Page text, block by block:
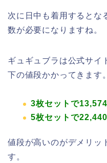
次に日中も着用するとな
数が必要になりますね。
ギュギュブラは公式サイ
下の値段かかってきます。
3枚セットで13,574
5枚セットで22,440
値段が高いのがデメリッ
す。